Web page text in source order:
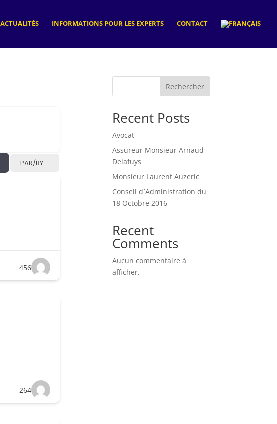
ACTUALITÉS INFORMATIONS POUR LES EXPERTS CONTACT
PAR/BY
456
264
Rechercher
Recent Posts
Avocat
Assureur Monsieur Arnaud
Delafuys
Monsieur Laurent Auzeric
Conseil d´Administration du
18 Octobre 2016
Recent
Comments
Aucun commentaire à
afficher.